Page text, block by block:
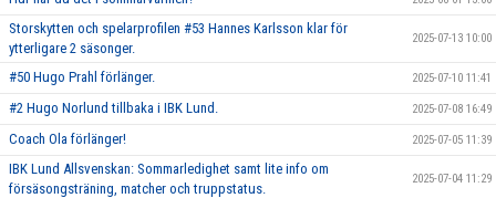
Storskytten och spelarprofilen #53 Hannes Karlsson klar för
ytterligare 2 säsonger.
2025-07-13 10:00
#50 Hugo Prahl förlänger. 2025-07-10 11:41
#2 Hugo Norlund tillbaka i IBK Lund. 2025-07-08 16:49
Coach Ola förlänger! 2025-07-05 11:39
IBK Lund Allsvenskan: Sommarledighet samt lite info om
försäsongsträning, matcher och truppstatus.
2025-07-04 11:29